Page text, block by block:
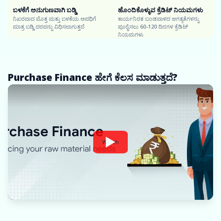
ಬಳಕೆಗೆ ಅನುಗುಣವಾಗಿ ಬಡ್ಡಿ
ನಿಖರವಾದ ಮೊತ್ತ ಮತ್ತು ಬಳಕೆಯ ಅವಧಿಗೆ
ಮಾತ್ರ ಬಡ್ಡಿ ದರವನ್ನು ವಿಧಿಸಲಾಗುತ್ತದೆ
ಹೊಂದಿಕೊಳ್ಳುವ ಕ್ರೆಡಿಟ್ ನಿಯಮಗಳು
ಕಾರ್ಯನಿರತ ಬಂಡವಾಳದ ಅಗತ್ಯತೆಗಳನ್ನು
ಪೂರೈಸಲು 60-120 ದಿನಗಳ ಕ್ರೆಡಿಟ್
ನಿಯಮಗಳು
Purchase Finance ಹೇಗೆ ಕೆಲಸ ಮಾಡುತ್ತದೆ?
Watch